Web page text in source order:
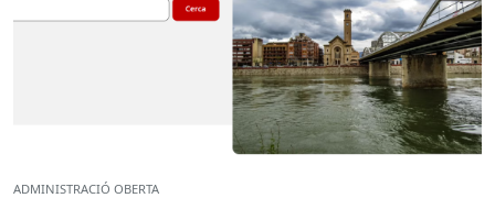
ADMINISTRACIÓ OBERTA